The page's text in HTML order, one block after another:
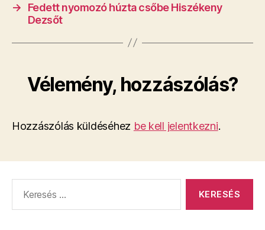
→
Fedett nyomozó húzta csőbe Hiszékeny
Dezsőt
Vélemény, hozzászólás?
Hozzászólás küldéséhez be kell jelentkezni.